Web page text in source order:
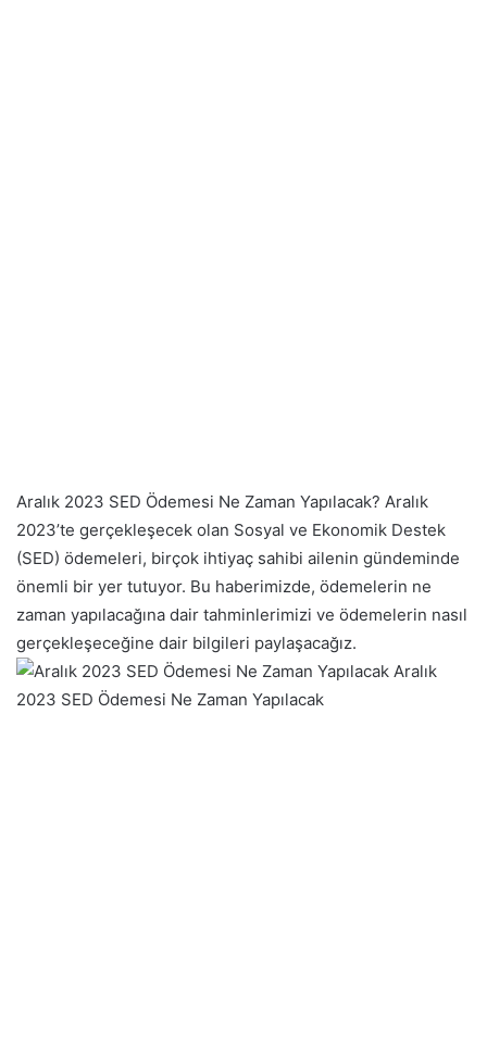
Aralık 2023 SED Ödemesi Ne Zaman Yapılacak? Aralık
2023’te gerçekleşecek olan Sosyal ve Ekonomik Destek
(SED) ödemeleri, birçok ihtiyaç sahibi ailenin gündeminde
önemli bir yer tutuyor. Bu haberimizde, ödemelerin ne
zaman yapılacağına dair tahminlerimizi ve ödemelerin nasıl
gerçekleşeceğine dair bilgileri paylaşacağız.
Aralık
2023 SED Ödemesi Ne Zaman Yapılacak